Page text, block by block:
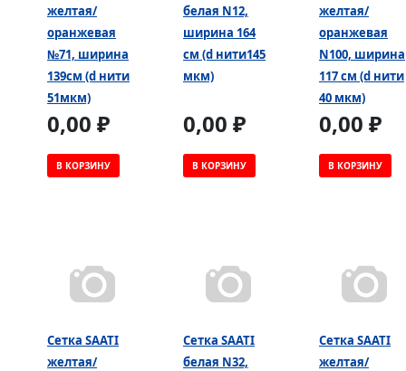
желтая/
оранжевая
№71, ширина
139см (d нити
51мкм)
0,00 ₽
В КОРЗИНУ
белая N12,
ширина 164
см (d нити145
мкм)
0,00 ₽
В КОРЗИНУ
желтая/
оранжевая
N100, ширина
117 см (d нити
40 мкм)
0,00 ₽
В КОРЗИНУ
Сетка SAATI
желтая/
Сетка SAATI
белая N32,
Сетка SAATI
желтая/